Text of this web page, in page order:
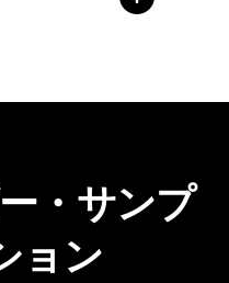
・サンプ
ョン